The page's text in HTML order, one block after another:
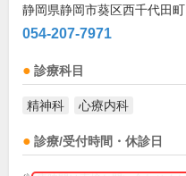
静岡県静岡市葵区西千代田
054-207-7971
診療科目
精神科 心療内科
診療/受付時間・休診日